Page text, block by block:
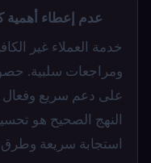
عدم إعطاء أهمية
خدمة العملاء غير
ومراجعات سلبية.
على دعم سريع وفعال
النهج الصحيح هو
استجابة سريعة وطرق